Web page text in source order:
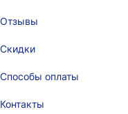
Отзывы
Скидки
Способы оплаты
Контакты